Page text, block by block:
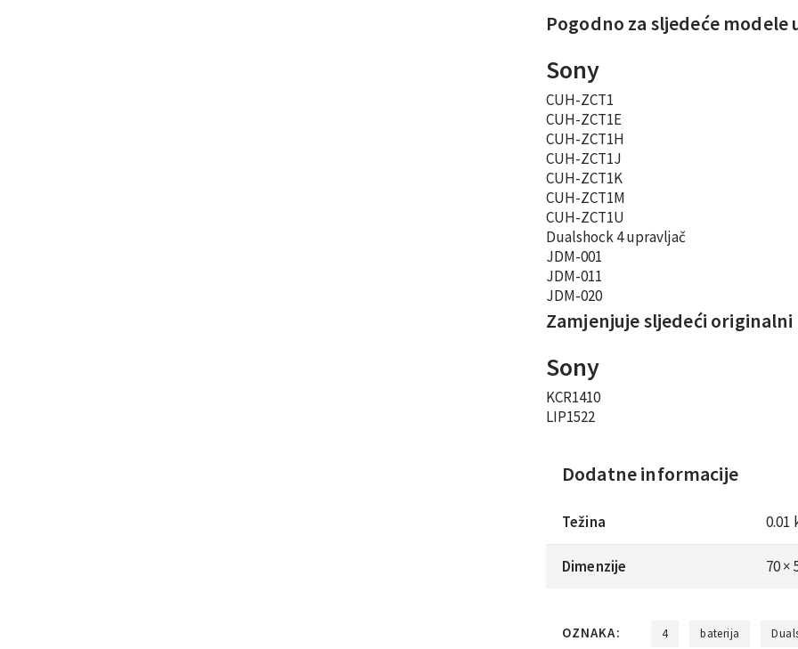
Pogodno za sljedeće modele
Sony
CUH-ZCT1
CUH-ZCT1E
CUH-ZCT1H
CUH-ZCT1J
CUH-ZCT1K
CUH-ZCT1M
CUH-ZCT1U
Dualshock 4 upravljač
JDM-001
JDM-011
JDM-020
Zamjenjuje sljedeći
Sony
KCR1410
LIP1522
Dodatne informacije
Težina 0.01
Dimenzije 70 ×
OZNAKA: 4 baterija